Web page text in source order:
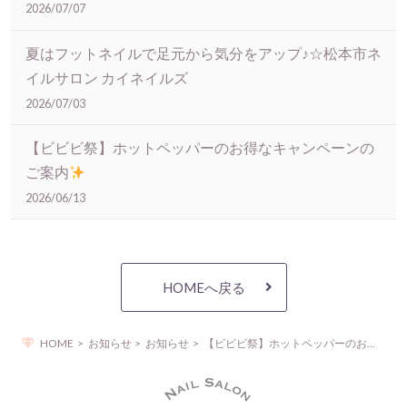
2026/07/07
夏はフットネイルで足元から気分をアップ♪☆松本市ネ
イルサロン カイネイルズ
2026/07/03
【ビビビ祭】ホットペッパーのお得なキャンペーンの
ご案内
2026/06/13
HOMEへ戻る
HOME お知らせ お知らせ 【ビビビ祭】ホットペッパーのお得なキャンペーンのご案内